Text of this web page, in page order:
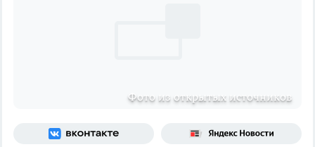
Фото из открытых источников